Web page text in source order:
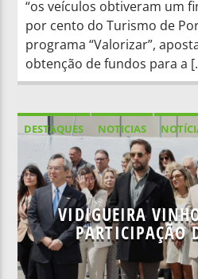
“os veículos obtiveram um
por cento do Turismo de
programa “Valorizar”,
obtenção de fundos para a
DESTAQUES NOTICIAS
NOTÍCIAS NACIONAIS
VIDIGUEIRA
PARTICIPAÇÃO